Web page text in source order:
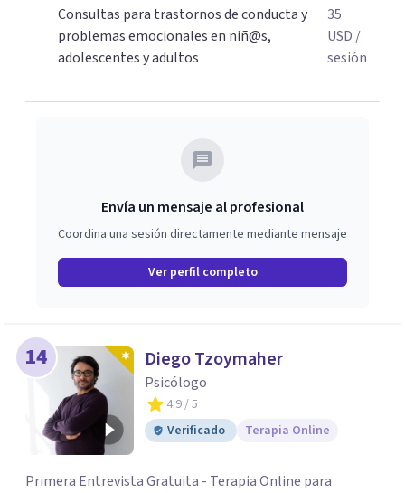
Consultas para trastornos de conducta y
problemas emocionales en niñ@s,
adolescentes y adultos
35
USD /
sesión
Envía un mensaje al profesional
Coordina una sesión directamente mediante mensaje
Ver perfil completo
14 Diego Tzoymaher
Psicólogo
4.9/ 5
Verificado
Terapia Online
Primera Entrevista Gratuita - Terapia Online para